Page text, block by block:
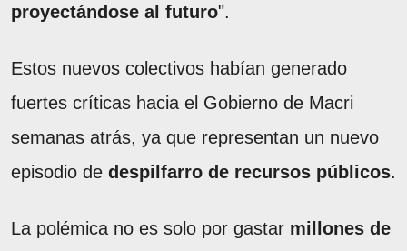
proyectándose al futuro".
Estos nuevos colectivos habían generado
fuertes críticas hacia el Gobierno de Macri
semanas atrás, ya que representan un nuevo
episodio de despilfarro de recursos públicos.
La polémica no es solo por gastar millones de